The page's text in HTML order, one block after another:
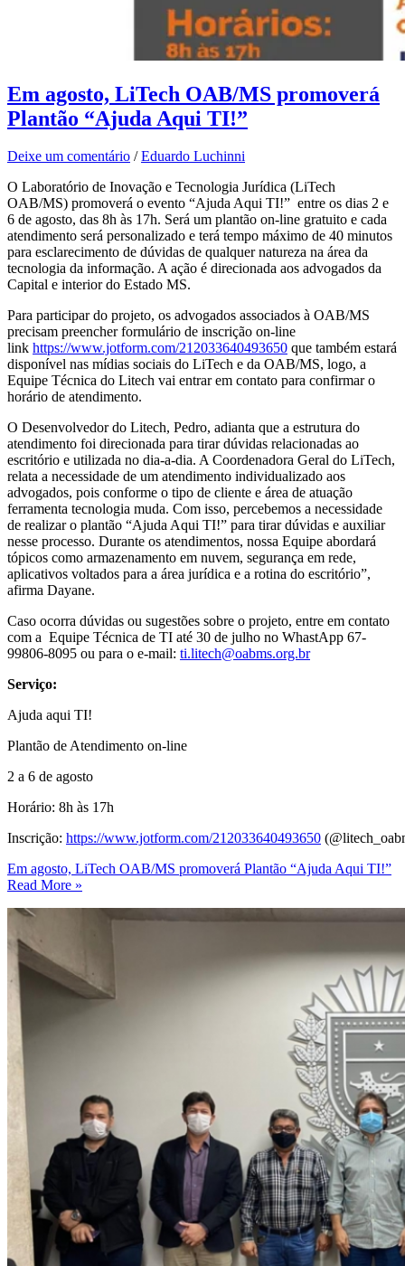
Em agosto, LiTech OAB/MS promoverá
Plantão “Ajuda Aqui TI!”
Deixe um comentário /Eduardo Luchinni
O Laboratório de Inovação e Tecnologia Jurídica (LiTech
OAB/MS) promoverá o evento “Ajuda Aqui TI!” entre os dias 2 e
6 de agosto, das 8h às 17h. Será um plantão on-line gratuito e cada
atendimento será personalizado e terá tempo máximo de 40 minutos
para esclarecimento de dúvidas de qualquer natureza na área da
tecnologia da informação. A ação é direcionada aos advogados da
Capital e interior do Estado MS.
Para participar do projeto, os advogados associados à OAB/MS
precisam preencher formulário de inscrição on-line
link https://www.jotform.com/212033640493650 que também estará
disponível nas mídias sociais do LiTech e da OAB/MS, logo, a
Equipe Técnica do Litech vai entrar em contato para confirmar o
horário de atendimento.
O Desenvolvedor do Litech, Pedro, adianta que a estrutura do
atendimento foi direcionada para tirar dúvidas relacionadas ao
escritório e utilizada no dia-a-dia. A Coordenadora Geral do LiTech,
relata a necessidade de um atendimento individualizado aos
advogados, pois conforme o tipo de cliente e área de atuação
ferramenta tecnologia muda. Com isso, percebemos a necessidade
de realizar o plantão “Ajuda Aqui TI!” para tirar dúvidas e auxiliar
nesse processo. Durante os atendimentos, nossa Equipe abordará
tópicos como armazenamento em nuvem, segurança em rede,
aplicativos voltados para a área jurídica e a rotina do escritório”,
afirma Dayane.
Caso ocorra dúvidas ou sugestões sobre o projeto, entre em contato
com a Equipe Técnica de TI até 30 de julho no WhastApp 67-
99806-8095 ou para o e-mail: ti.litech@oabms.org.br
Serviço:
Ajuda aqui TI!
Plantão de Atendimento on-line
2 a 6 de agosto
Horário: 8h às 17h
Inscrição: https://www.jotform.com/212033640493650
Em agosto, LiTech OAB/MS promoverá Plantão “Ajuda Aqui TI!”
Read More »